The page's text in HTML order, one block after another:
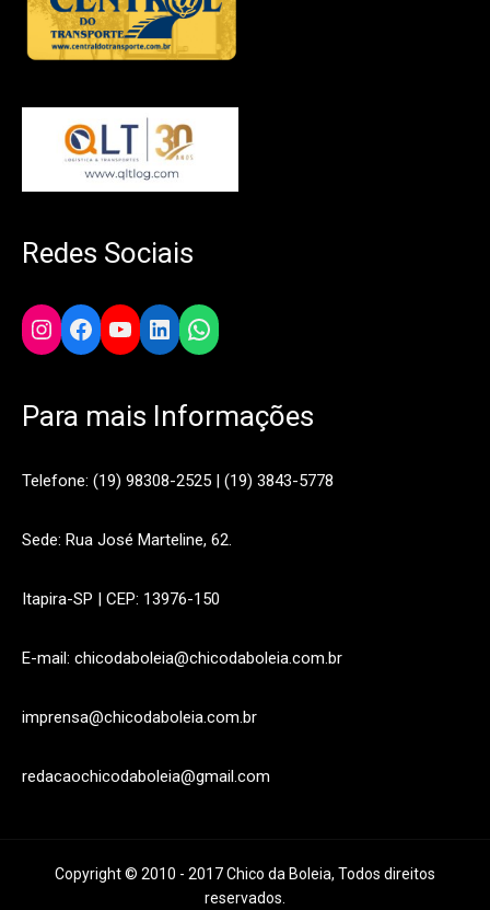
Redes Sociais
Instagram
Facebook
YouTube
LinkedIn
WhatsApp
Para mais Informações
Telefone: (19) 98308-2525 | (19) 3843-5778
Sede: Rua José Marteline, 62.
Itapira-SP | CEP: 13976-150
E-mail: chicodaboleia@chicodaboleia.com.br
imprensa@chicodaboleia.com.br
redacaochicodaboleia@gmail.com
Copyright © 2010 - 2017 Chico da Boleia, Todos direitos
reservados.